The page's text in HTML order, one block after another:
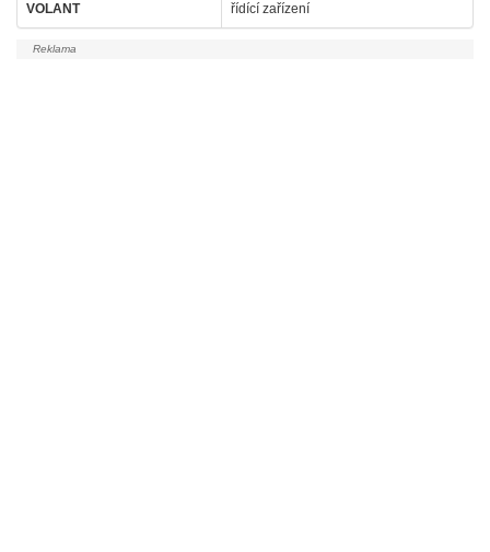
VOLANT řídící zařízení